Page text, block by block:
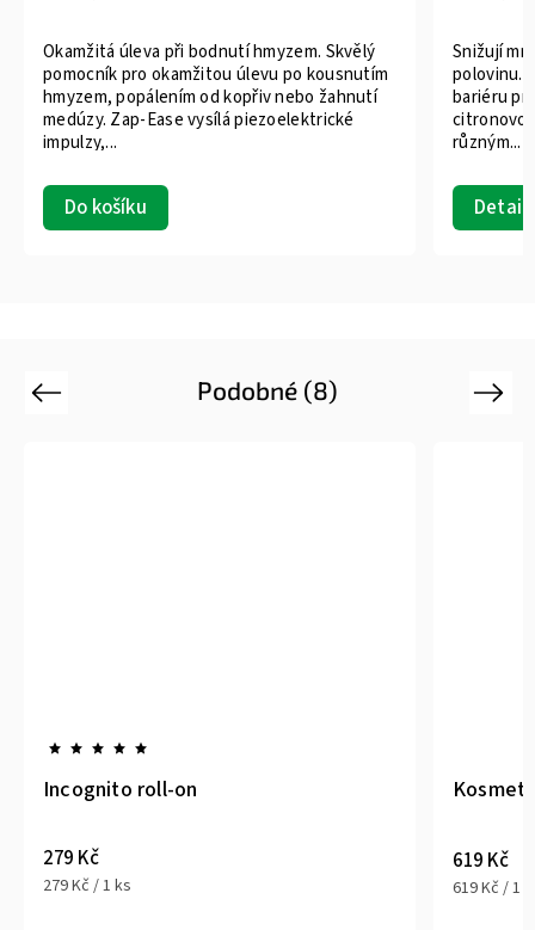
úleva při bodnutí hmyzem. Skvělý
pro okamžitou úlevu po kousnutím
popálením od kopřiv nebo žahnutí
Zap-Ease vysílá piezoelektrické
Snižují množství
polovinu. Vytvoří
bariéru proti
citronovou vůní.
Podobné (8)
Previous
Incognito roll-on
279 Kč
279 Kč / 1 ks
619 Kč
619 Kč / 1
Next